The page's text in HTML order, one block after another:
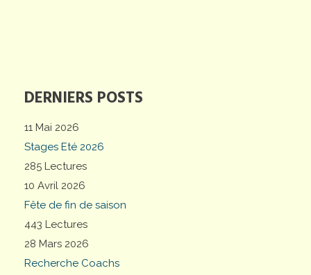
DERNIERS POSTS
11 Mai 2026
Stages Eté 2026
285 Lectures
10 Avril 2026
Fête de fin de saison
443 Lectures
28 Mars 2026
Recherche Coachs